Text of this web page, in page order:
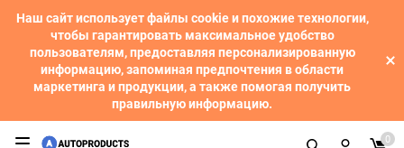
Наш сайт использует файлы cookie и похожие технологии,
чтобы гарантировать максимальное удобство
пользователям, предоставляя персонализированную
информацию, запоминая предпочтения в области
маркетинга и продукции, а также помогая получить
правильную информацию.
0